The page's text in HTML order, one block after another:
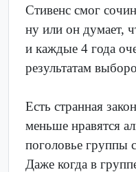
Стивенс смог
ну или он думает,
и каждые 4 года
результатам
Есть странная
меньше нравятся
поголовье группы
Даже когда в